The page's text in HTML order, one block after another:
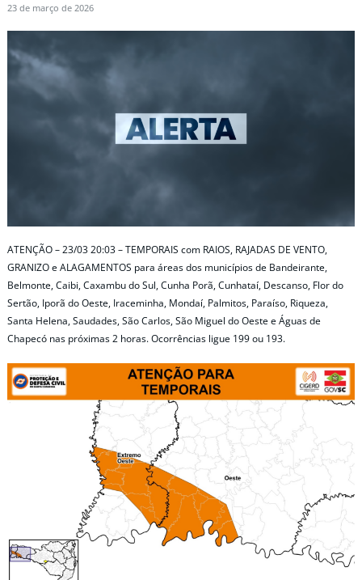
23 de março de 2026
ATENÇÃO – 23/03 20:03 – TEMPORAIS com RAIOS, RAJADAS DE VENTO,
GRANIZO e ALAGAMENTOS para áreas dos municípios de Bandeirante,
Belmonte, Caibi, Caxambu do Sul, Cunha Porã, Cunhataí, Descanso, Flor do
Sertão, Iporã do Oeste, Iraceminha, Mondaí, Palmitos, Paraíso, Riqueza,
Santa Helena, Saudades, São Carlos, São Miguel do Oeste e Águas de
Chapecó nas próximas 2 horas. Ocorrências ligue 199 ou 193.